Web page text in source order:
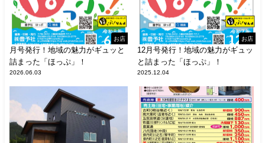
お店
月号発行！地域の魅力がギュッと
詰まった「ほっぷ」！
2026.06.03
お店
12月号発行！地域の魅力がギュッ
と詰まった「ほっぷ」！
2025.12.04